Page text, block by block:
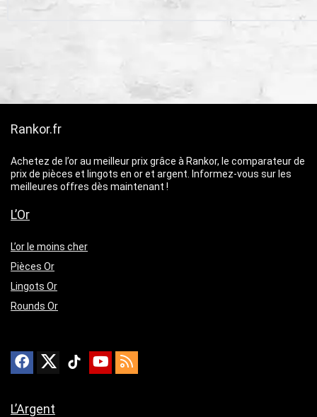
Rankor.fr
Achetez de l’or au meilleur prix grâce à Rankor, le comparateur de
prix de pièces et lingots en or et argent. Informez-vous sur les
meilleures offres dès maintenant !
L’Or
L’or le moins cher
Pièces Or
Lingots Or
Rounds Or
L’Argent